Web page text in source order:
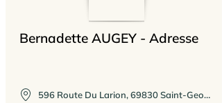
Bernadette AUGEY - Adresse
596 Route Du Larion, 69830 Saint-Georges-de-Reneins, France